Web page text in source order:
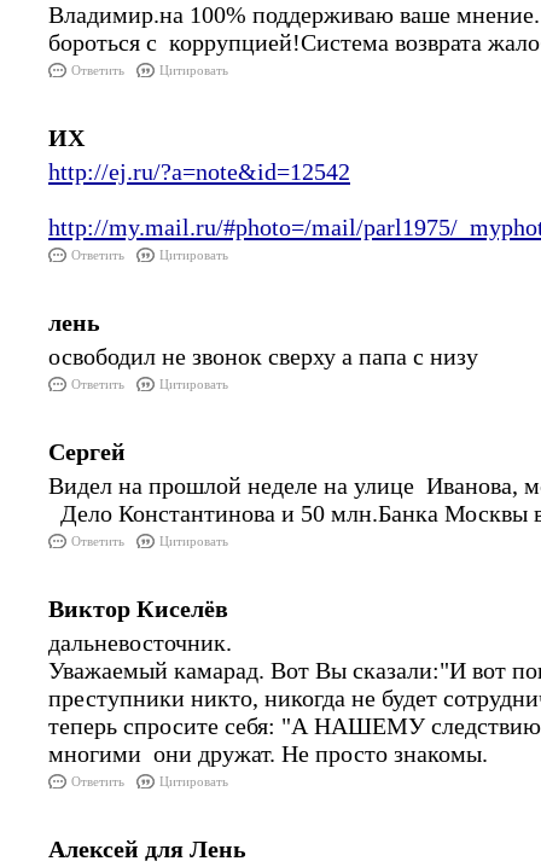
Владимир.на 100% поддерживаю ваше
бороться с коррупцией!Система возврата
Ответить Цитировать
ИХ
http://ej.ru/?a=note&id=12542
http://my.mail.ru/#photo=/mail/parl1975/
Ответить Цитировать
лень
освободил не звонок сверху а папа с низу
Ответить Цитировать
Сергей
Видел на прошлой неделе на улице Иванова,
Дело Константинова и 50 млн.Банка Москвы
Ответить Цитировать
Виктор Киселёв
дальневосточник.
Уважаемый камарад. Вот Вы сказали:"И вот
преступники никто, никогда не будет
теперь спросите себя: "А НАШЕМУ
многими они дружат. Не просто знакомы.
Ответить Цитировать
Алексей для Лень